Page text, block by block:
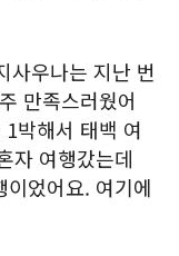
사우나는 지난 번
만족스러웠어
박해서 태백 여
자 여행갔는데
었어요. 여기에